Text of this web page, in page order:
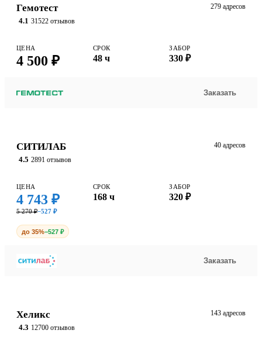
Гемотест
4.1 31522 отзывов
279 адресов
ЦЕНА
4 500 ₽
СРОК
48 ч
ЗАБОР
330 ₽
Заказать
СИТИЛАБ
4.5 2891 отзывов
40 адресов
ЦЕНА
4 743 ₽
5 270 ₽−527 ₽
СРОК
168 ч
ЗАБОР
320 ₽
до 35%−527 ₽
Заказать
Хеликс
4.3 12700 отзывов
143 адресов